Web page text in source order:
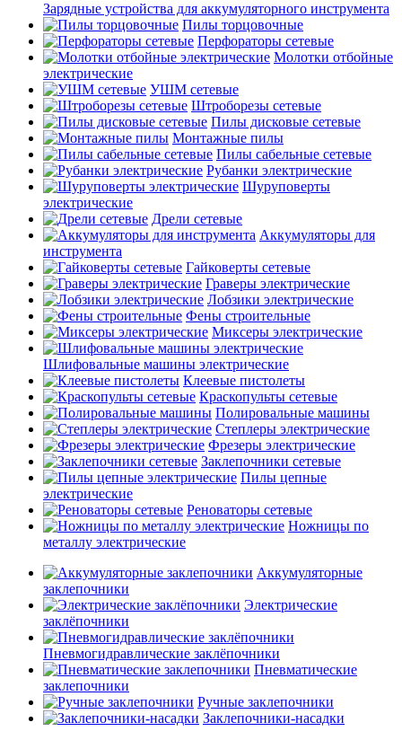
Зарядные устройства для аккумуляторного инструмента
Пилы торцовочные
Перфораторы сетевые
Молотки отбойные
электрические
УШМ сетевые
Штроборезы сетевые
Пилы дисковые сетевые
Монтажные пилы
Пилы сабельные сетевые
Рубанки электрические
Шуруповерты
электрические
Дрели сетевые
Аккумуляторы для
инструмента
Гайковерты сетевые
Граверы электрические
Лобзики электрические
Фены строительные
Миксеры электрические
Шлифовальные машины электрические
Клеевые пистолеты
Краскопульты сетевые
Полировальные машины
Степлеры электрические
Фрезеры электрические
Заклепочники сетевые
Пилы цепные
электрические
Реноваторы сетевые
Ножницы по
металлу электрические
Аккумуляторные
заклепочники
Электрические
заклёпочники
Пневмогидравлические заклёпочники
Пневматические
заклепочники
Ручные заклепочники
Заклепочники-насадки